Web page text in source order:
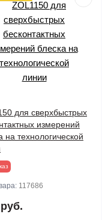
для сверхбыстрых
измерений
на технологической
117686